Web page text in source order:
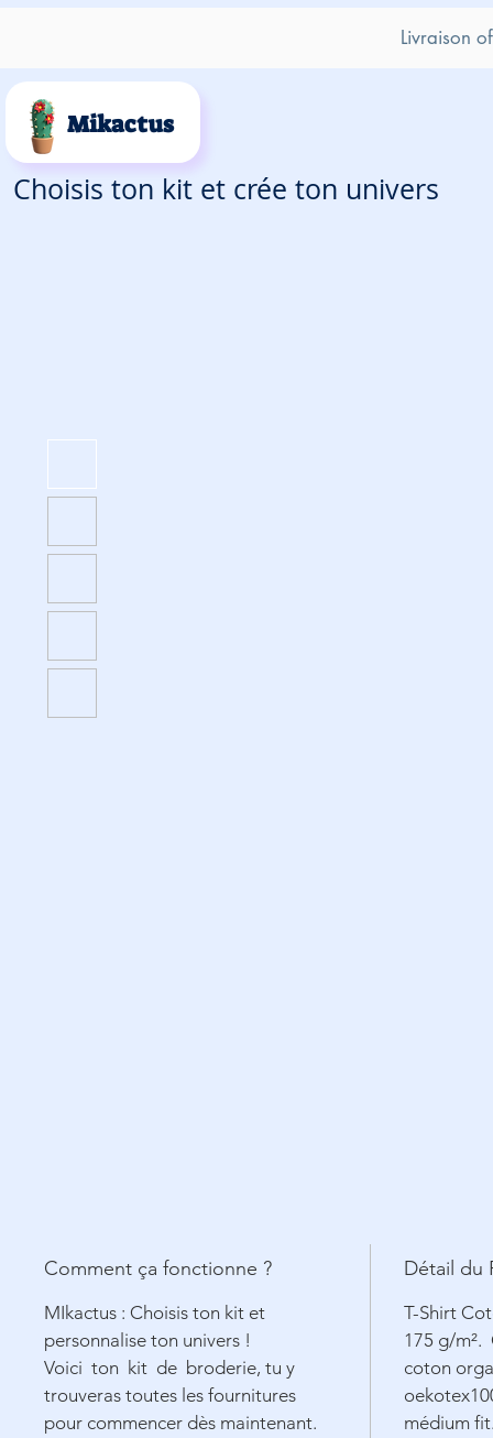
Livraison
Mikactus
Choisis ton kit et crée ton univers
Comment ça fonctionne ?
MIkactus : Choisis ton kit et
personnalise ton univers !
Voici ton kit de broderie, tu y
trouveras toutes les fournitures
pour commencer dès maintenant.
Détail du
T-Shirt
175 g/m².
coton
médium